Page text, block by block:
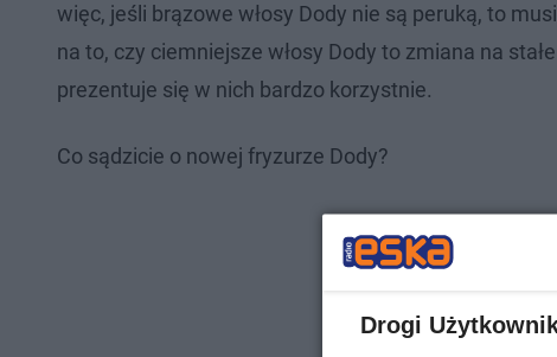
więc, jeśli brązowe włosy Dody nie są peruką, to
na to, czy ciemniejsze włosy Dody to zmiana na
prezentuje się w nich bardzo korzystnie.
Co sądzicie o nowej fryzurze Dody?
Drogi